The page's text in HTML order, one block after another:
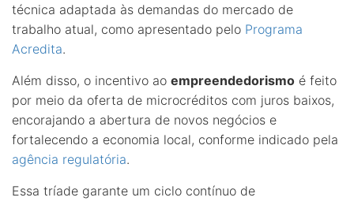
técnica adaptada às demandas do mercado de
trabalho atual, como apresentado pelo Programa
Acredita.
Além disso, o incentivo ao empreendedorismo é feito
por meio da oferta de microcréditos com juros baixos,
encorajando a abertura de novos negócios e
fortalecendo a economia local, conforme indicado pela
agência regulatória.
Essa tríade garante um ciclo contínuo de